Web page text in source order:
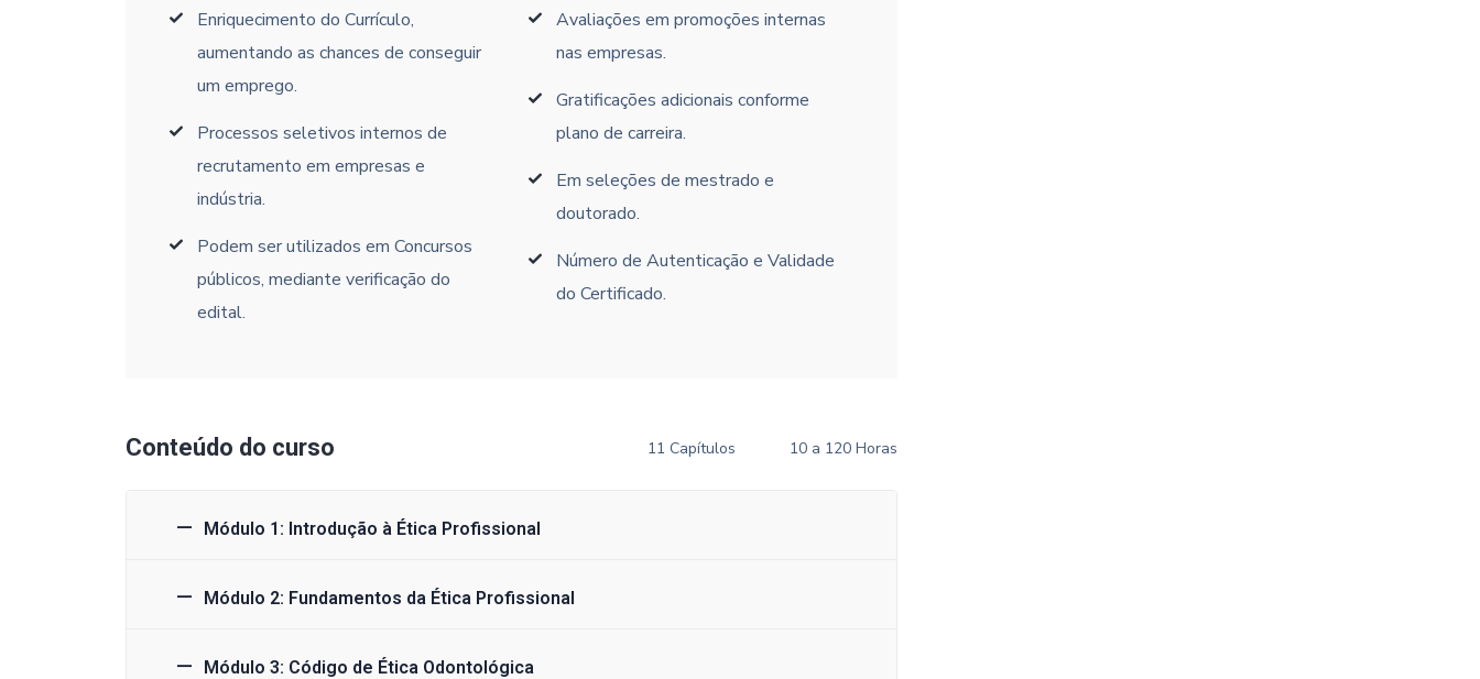
Enriquecimento do Currículo,
aumentando as chances de conseguir
um emprego.
Processos seletivos internos de
recrutamento em empresas e
indústria.
Podem ser utilizados em Concursos
públicos, mediante verificação do
edital.
Avaliações em promoções internas
nas empresas.
Gratificações adicionais conforme
plano de carreira.
Em seleções de mestrado e
doutorado.
Número de Autenticação e Validade
do Certificado.
Conteúdo do curso 11 Capítulos 10 a 120 Horas
Módulo 1: Introdução à Ética Profissional
Módulo 2: Fundamentos da Ética Profissional
Módulo 3: Código de Ética Odontológica